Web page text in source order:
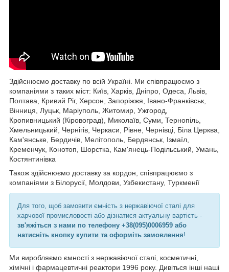
Здійснюємо доставку по всій Україні. Ми співпрацюємо з
компаніями з таких міст: Київ, Харків, Дніпро, Одеса, Львів,
Полтава, Кривий Ріг, Херсон, Запоріжжя, Івано-Франківськ,
Вінниця, Луцьк, Маріуполь, Житомир, Ужгород,
Кропивницький (Кіровоград), Миколаїв, Суми, Тернопіль,
Хмельницький, Чернігів, Черкаси, Рівне, Чернівці, Біла Церква,
Кам'янське, Бердичів, Мелітополь, Бердянськ, Ізмаїл,
Кременчук, Конотоп, Шорстка, Кам'янець-Подільський, Умань,
Костянтинівка
Також здійснюємо доставку за кордон, співпрацюємо з
компаніями з Білорусії, Молдови, Узбекистану, Туркменії
Для того, щоб замовити ємність з нержавіючої сталі для
харчової промисловості або дізнатися актуальну вартість -
зв'яжіться з нами по телефону +38(095)0006959 або
натисніть кнопку купити та оформіть замовлення!
Ми виробляємо ємності з нержавіючої сталі, косметичні,
хімічні і фармацевтичні реактори 1996 року. Дивіться інші наші